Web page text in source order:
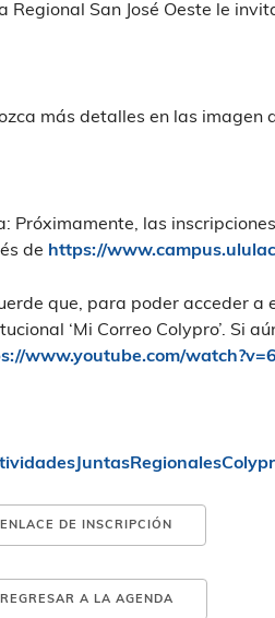
Regional San José Oeste le
más detalles en las imagen
Próximamente, las
de https://
que, para poder acceder
‘Mi Correo Colypro’. Si
www.youtube.com/
ENLACE DE INSCRIPCIÓN
REGRESAR A LA AGENDA